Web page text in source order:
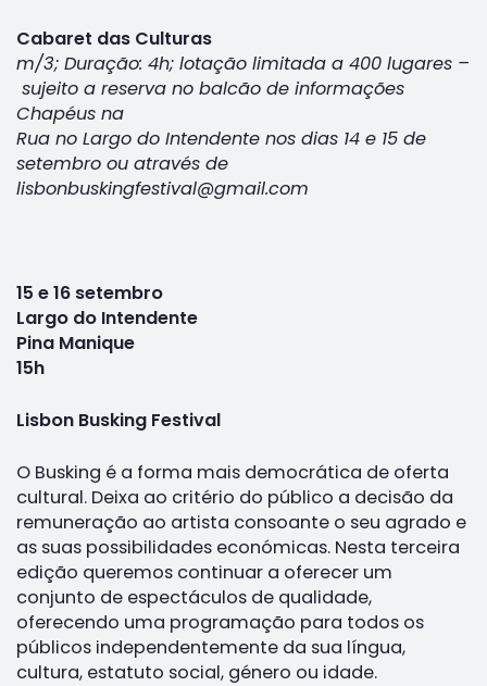
Cabaret das Culturas
m/3; Duração: 4h; lotação limitada a 400 lugares –
sujeito a reserva no balcão de informações
Chapéus na
Rua no Largo do Intendente nos dias 14 e 15 de
setembro ou através de
lisbonbuskingfestival@gmail.com
15 e 16 setembro
Largo do Intendente
Pina Manique
15h
Lisbon Busking Festival
O Busking é a forma mais democrática de oferta
cultural. Deixa ao critério do público a decisão da
remuneração ao artista consoante o seu agrado e
as suas possibilidades económicas. Nesta terceira
edição queremos continuar a oferecer um
conjunto de espectáculos de qualidade,
oferecendo uma programação para todos os
públicos independentemente da sua língua,
cultura, estatuto social, género ou idade.